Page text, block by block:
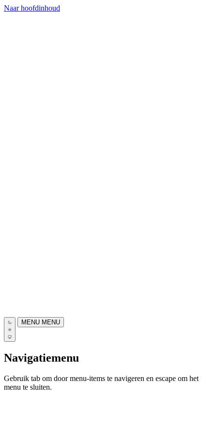
Naar hoofdinhoud
MENU MENU
Navigatiemenu
Gebruik tab om door menu-items te navigeren en escape om het
menu te sluiten.